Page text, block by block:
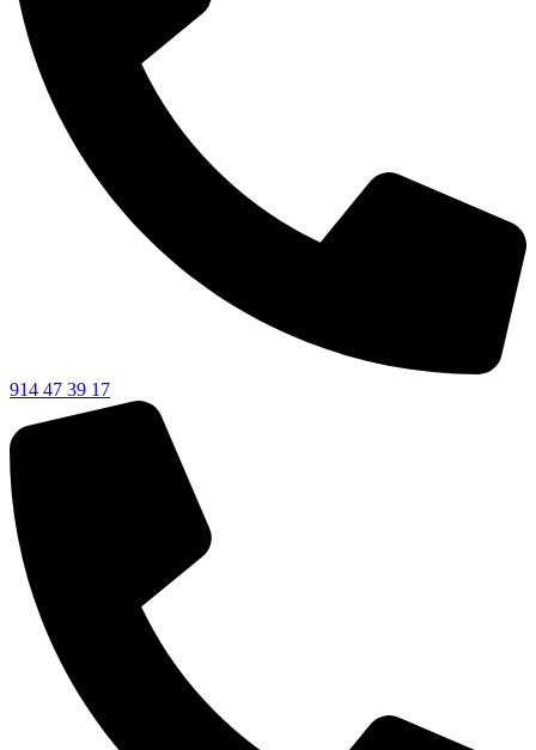
914 47 39 17